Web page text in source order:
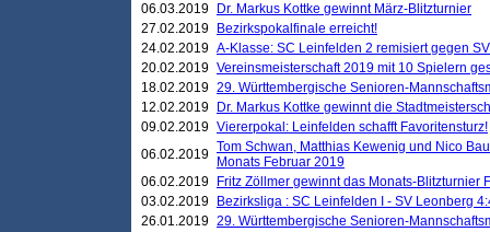
06.03.2019
Dr. Markus Kottke gewinnt März-Blitzturnier
27.02.2019
Bezirkspokalfinale erreicht!
24.02.2019 A-Klasse: SC Leinfelden 2 remisiert gegen
20.02.2019 Vereinsmeisterschaft 2019 mit 10 Spielern
18.02.2019 29. Württembergische Senioren-
12.02.2019
Dr. Markus Kottke gewinnt die
09.02.2019 Viererpokal: Leinfelden schafft Favoritensturz!
06.02.2019 Tom Schwan, Matthias Kewenig und Nico
Monats Februar 2019
06.02.2019
Fritz Zöllmer gewinnt das Monats-Blitzturnier
03.02.2019
Bezirksliga : SC Leinfelden I - SV Leonberg
26.01.2019 29. Württembergische Senioren-